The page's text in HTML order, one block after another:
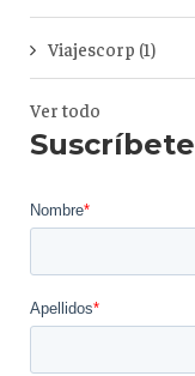
Viajescorp (1)
Ver todo
Suscríbete